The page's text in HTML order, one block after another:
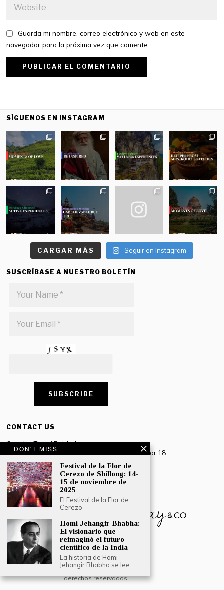
Guarda mi nombre, correo electrónico y web en este
navegador para la próxima vez que comente.
SÍGUENOS EN INSTAGRAM
CARGAR MÁS Seguir en Instagram
SUSCRÍBASE A NUESTRO BOLETÍN
CONTACT US
Creative Travel Pvt. Ltd.
Creative Plaza, 283 Udyog Vihar Phase 2, Sector 18
Gurugram, Haryana – 122016, India
Tel: +91-124 4567777
Email:engage@southasiatraveljournal.com
© 2024 Creative Travel Blogs. Todos los
derechos reservados.
DON'T MISS
Festival de la Flor de
Cerezo de Shillong: 14-
15 de noviembre de
2025
El Festival de la Flor de
Cerezo
Homi Jehangir Bhabha:
El visionario que
reimaginó el futuro
científico de la India
La historia de Homi
Jehangir Bhabha se lee